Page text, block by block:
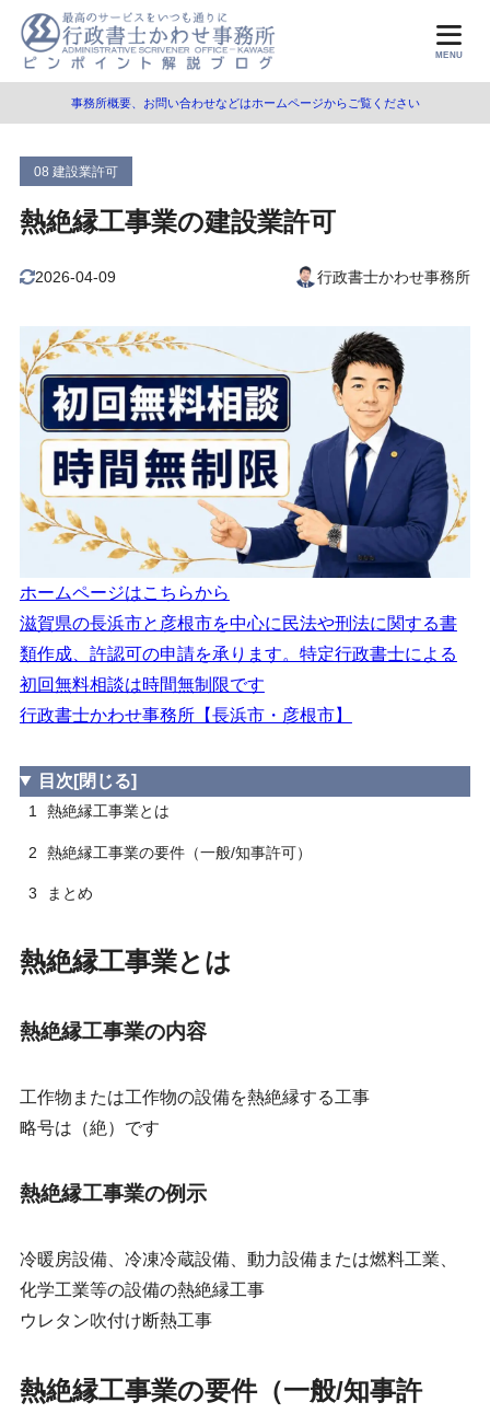
MENU
事務所概要、お問い合わせなどはホームページからご覧ください
08 建設業許可
熱絶縁工事業の建設業許可
2026-04-09 行政書士かわせ事務所
ホームページはこちらから
滋賀県の長浜市と彦根市を中心に民法や刑法に関する書
類作成、許認可の申請を承ります。特定行政書士による
初回無料相談は時間無制限です
行政書士かわせ事務所【長浜市・彦根市】
目次 [閉じる]
1 熱絶縁工事業とは
2 熱絶縁工事業の要件（一般/知事許可）
3 まとめ
熱絶縁工事業とは
熱絶縁工事業の内容
工作物または工作物の設備を熱絶縁する工事
略号は（絶）です
熱絶縁工事業の例示
冷暖房設備、冷凍冷蔵設備、動力設備または燃料工業、
化学工業等の設備の熱絶縁工事
ウレタン吹付け断熱工事
熱絶縁工事業の要件（一般/知事許
目次
1 熱絶縁工事業とは
1.1 熱絶縁工事業の内容
2.1 経営業務管理の要件
2.2
営業所技術者等（専任技術者）の要件
2.3.1 所定学科卒業者等
2.3.2 10年以上の実務経験者
2.3.3 資格免許等を有する者
建設業法「技術検定」合格証明書
2.3.3.2 職業能力開発促進法「技能検定」合格証書
※等級区分２級→【実務３年】
2.3.3.3 基幹技能者 講習修了証
2.4 誠実性の要件
2.5 財産的基礎の要件
3 まとめ